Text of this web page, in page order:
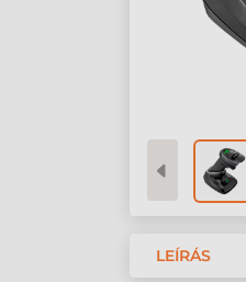
LEÍRÁS